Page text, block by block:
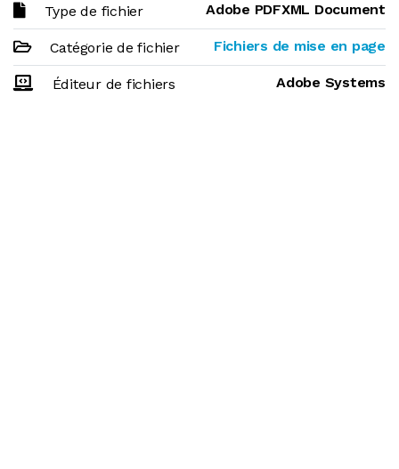
Type de fichier Adobe PDFXML Document
Catégorie de fichier Fichiers de mise en page
Éditeur de fichiers Adobe Systems